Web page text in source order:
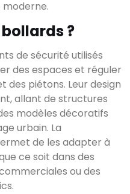
?
de sécurité utilisés
des espaces et réguler
des piétons. Leur design
allant de structures
modèles décoratifs
urbain. La
de les adapter à
ce soit dans des
ou des